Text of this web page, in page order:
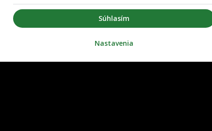
notifikácie Zrušiť predplatné
Súhlasím
Nastavenia